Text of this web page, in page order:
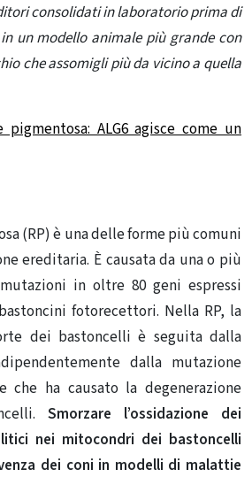
consolidati in laboratorio prima di
un modello animale più grande con
che assomigli più da vicino a quella
pigmentosa: ALG6 agisce come un
(RP) è una delle forme più comuni
ereditaria. È causata da una o più
in oltre 80 geni espressi
fotorecettori. Nella RP, la
dei bastoncelli è seguita dalla
dalla mutazione
che ha causato la degenerazione
Smorzare l’ossidazione dei
nei mitocondri dei bastoncelli
dei coni in modelli di malattie